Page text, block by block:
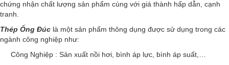
chứng nhận chất lượng sản phẩm cùng với giá thành hấp dẫn, cạnh
tranh.
Thép Ống Đúc là một sản phẩm thông dụng được sử dụng trong các
ngành công nghiệp như:
Nghiệp : Sản xuất nồi hơi, bình áp lực, bình áp suất,…